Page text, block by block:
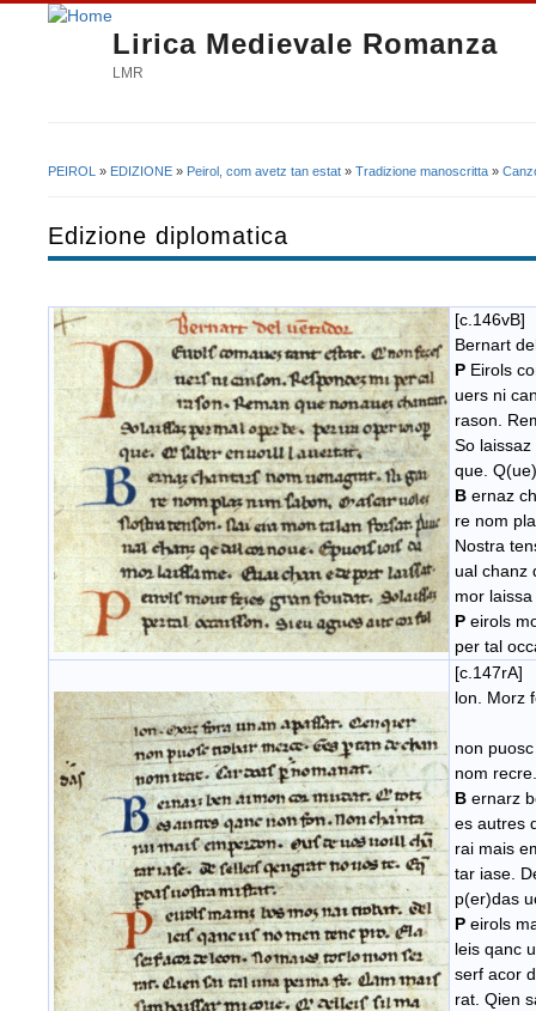
Lirica Medievale Romanza
LMR
PEIROL » EDIZIONE » Peirol, com avetz tan estat » Tradizione manoscritta »
Edizione diplomatica
[c.146vB]
Bernart
P Eirols
uers ni
rason.
So
que.
B ernaz
re nom
Nostra
ual chanz
mor
P eirols
per tal
[c.147rA]
lon.
non
nom
B ernarz
es autres
rai mais
tar iase.
p(er)das
P eirols
leis qanc
serf acor
rat. Qien